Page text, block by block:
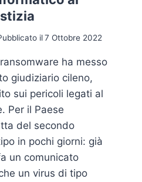
il7 Ottobre 2022
ha messo
giudiziario cileno,
sui pericoli legati al
Per il Paese
del secondo
in pochi giorni: già
un comunicato
un virus di tipo